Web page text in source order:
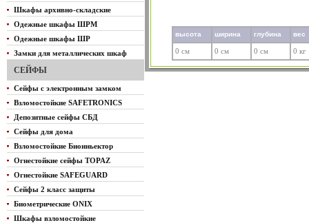
Шкафы архивно-складские
Одежные шкафы ШРМ
Одежные шкафы ШР
Замки для металлических шкаф
СЕЙФЫ
Сейфы с электронным замком
Взломостойкие SAFETRONICS
Депозитные сейфы СБД
Сейфы для дома
Взломостойкие Биоиньектор
Огнестойкие сейфы TOPAZ
Огнестойкие SAFEGUARD
Сейфы 2 класс защиты
Биометрические ONIX
Шкафы взломостойкие
высота ширина глубина вес
0 см 0 см 0 см 0 кг